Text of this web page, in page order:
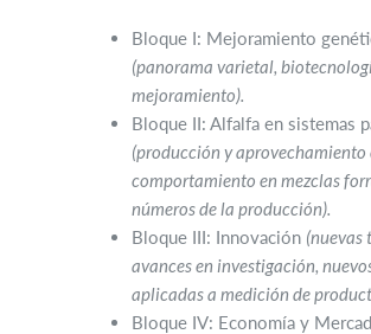
Bloque I: Mejoramiento
(panorama varietal,
mejoramiento).
Bloque II: Alfalfa en sistemas
(producción y aprovechamiento
comportamiento en mezclas
números de la producción).
Bloque III: Innovación (nuevas
avances en investigación,
aplicadas a medición de
Bloque IV: Economía y